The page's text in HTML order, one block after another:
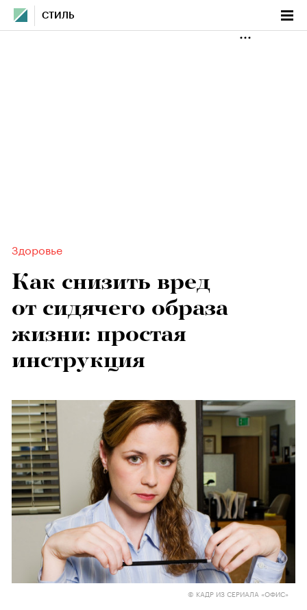
СТИЛЬ
Здоровье
Как снизить вред
от сидячего образа
жизни: простая
инструкция
© КАДР ИЗ СЕРИАЛА «ОФИС»